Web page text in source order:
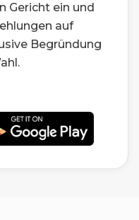
Gericht ein und
auf
Begründung